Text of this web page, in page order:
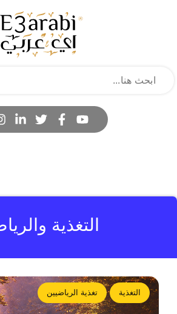
التغذية
التغذية تغذية الرياضيين